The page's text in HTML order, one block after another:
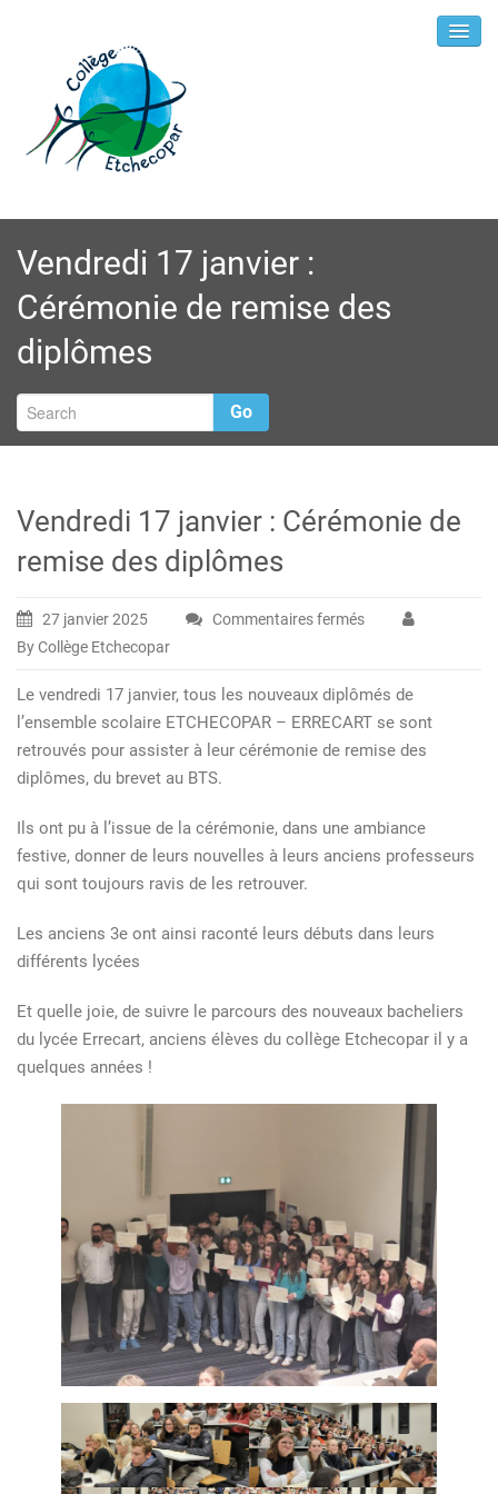
Vendredi 17 janvier :
Cérémonie de remise des
diplômes
Go
Vendredi 17 janvier : Cérémonie de
remise des diplômes
27 janvier 2025 Commentaires ferméssur
remise
By Collège Etchecopar
Le vendredi 17 janvier, tous les nouveaux diplômés de
l’ensemble scolaire ETCHECOPAR – ERRECART se sont
retrouvés pour assister à leur cérémonie de remise des
diplômes, du brevet au BTS.
Ils ont pu à l’issue de la cérémonie, dans une ambiance
festive, donner de leurs nouvelles à leurs anciens professeurs
qui sont toujours ravis de les retrouver.
Les anciens 3e ont ainsi raconté leurs débuts dans leurs
différents lycées
Et quelle joie, de suivre le parcours des nouveaux bacheliers
du lycée Errecart, anciens élèves du collège Etchecopar il y a
quelques années !